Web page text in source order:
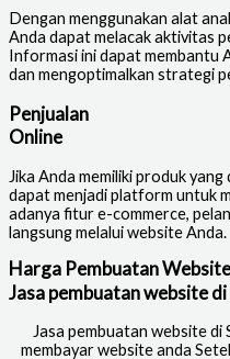
Dengan menggunakan alat
Anda dapat melacak aktivitas
Informasi ini dapat membantu
dan mengoptimalkan strategi
Penjualan
Online
Jika Anda memiliki produk
dapat menjadi platform untuk
adanya fitur e-commerce,
langsung melalui website Anda.
Harga Pembuatan Website
Jasa pembuatan website di
Jasa pembuatan website di
membayar website anda